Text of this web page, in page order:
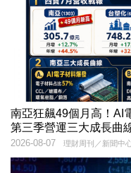
南亞狂飆49個月高！AI
第三季營運三大成長曲
理財周刊／新聞中
2026-08-07